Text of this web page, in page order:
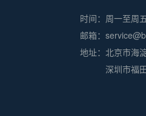
时间：周一至周
邮箱：
地址： 北京市海
深圳市福